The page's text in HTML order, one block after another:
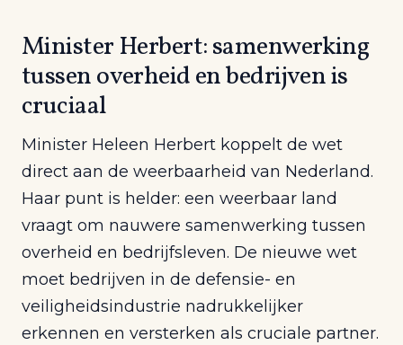
Minister Herbert: samenwerking
tussen overheid en bedrijven is
cruciaal
Minister Heleen Herbert koppelt de wet
direct aan de weerbaarheid van Nederland.
Haar punt is helder: een weerbaar land
vraagt om nauwere samenwerking tussen
overheid en bedrijfsleven. De nieuwe wet
moet bedrijven in de defensie- en
veiligheidsindustrie nadrukkelijker
erkennen en versterken als cruciale partner.